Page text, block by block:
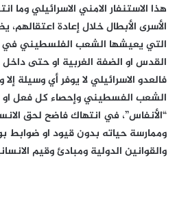
هذا الاستنفار الامني الاسرائيلي
الأسرى الأبطال خلال إعادة اعتقالهم،
التي يعيشها الشعب الفلسطيني في
فالعدو الاسرائيلي لا يوفر أي وسيلة
الشعب الفسطيني وإحصاء كل فعل او
“الأنفاس”، في انتهاك فاضح لحق
وممارسة حياته بدون قيود او ضوابط
والقوانين الدولية ومبادئ وقيم